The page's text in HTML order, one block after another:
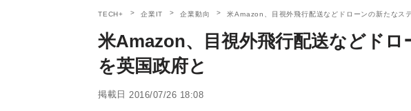
TECH+ 企業IT 企業動向 米Amazon、目視外飛行配送などドローンの新たなス
米Amazon、目視外飛行配送などド
を英国政府と
掲載日 2016/07/26 18:08